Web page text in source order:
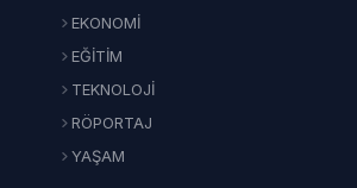
EKONOMİ
EĞİTİM
TEKNOLOJİ
RÖPORTAJ
YAŞAM